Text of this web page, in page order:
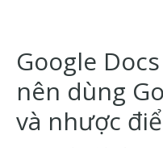
Google
nên dùng
và nhược